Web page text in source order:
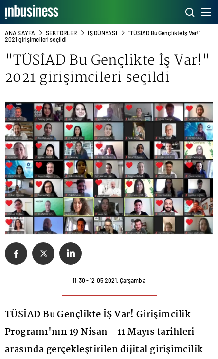
ANA SAYFA SEKTÖRLER İŞ DÜNYASI
"TÜSİAD Bu Gençlikte İş Var!"
2021 girişimcileri seçildi
"TÜSİAD Bu Gençlikte İş Var!"
2021 girişimcileri seçildi
11:30 - 12.05.2021, Çarşamba
TÜSİAD Bu Gençlikte İŞ Var! Girişimcilik
Programı'nın 19 Nisan - 11 Mayıs tarihleri
arasında gerçekleştirilen dijital girişimcilik